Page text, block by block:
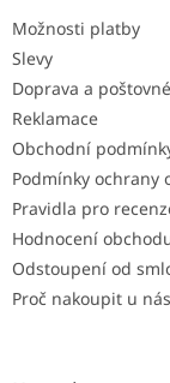
Možnosti platby
Slevy
Doprava a poštovné
Reklamace
Obchodní
Podmínky ochrany
Pravidla pro
Hodnocení
Odstoupení od
Proč nakoupit u